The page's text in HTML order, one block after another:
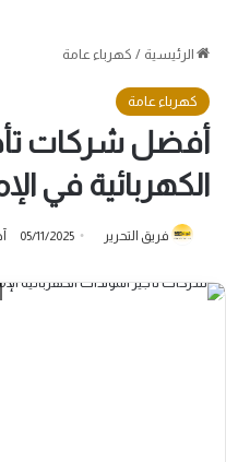
الرئيسية / كهرباء عامة
كهرباء عامة
أفضل شركات
الكهربائية في
فريق التحرير 05/11/2025